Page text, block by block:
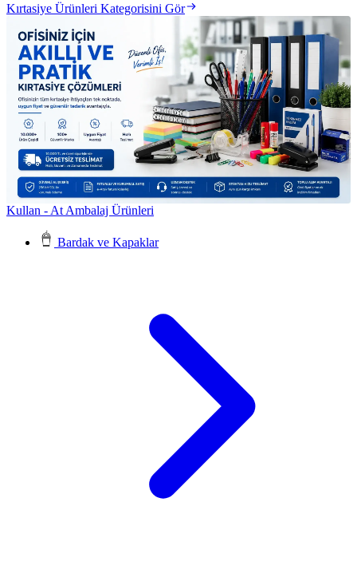
Kırtasiye Ürünleri Kategorisini Gör
Kullan - At Ambalaj Ürünleri
Bardak ve Kapaklar